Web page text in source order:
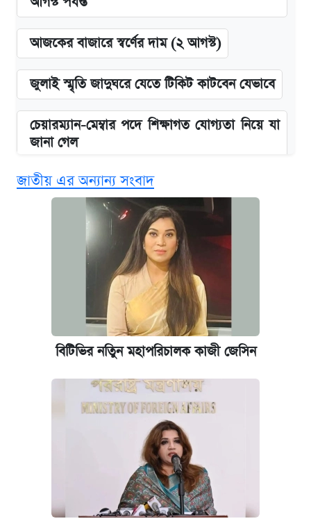
আজকের বাজারে স্বর্ণের দাম (২ আগস্ট)
জুলাই স্মৃতি জাদুঘরে যেতে টিকিট কাটবেন যেভাবে
চেয়ারম্যান-মেম্বার পদে শিক্ষাগত যোগ্যতা নিয়ে যা
জানা গেল
ভাতা-উপবৃত্তির আবেদন শুরু, জেনে নিন পদ্ধতি
দেশের বাজারে ফের বেড়েছে সোনার দাম
‘গুলশানের চামেলি’ তে যৌনকর্মীর দালাল অ্যাডলফ
আজ শুক্রবার রাজধানীর যেসব মার্কেট-দোকানপাট
কবে শুরু হচ্ছে ঢাবির ভর্তি আবেদন, জানাল কর্তৃপক্ষ
ইপিএস প্রকাশ করেছে ঢাকা ব্যাংক
আজকের বাজারে স্বর্ণের দাম (৪ আগস্ট)
কবে হবে মেডিকেল ভর্তি পরীক্ষা, জানা গেল যা
জাতীয় এর অন্যান্য সংবাদ
বিটিভির নতিুন মহাপরিচালক কাজী জেসিন